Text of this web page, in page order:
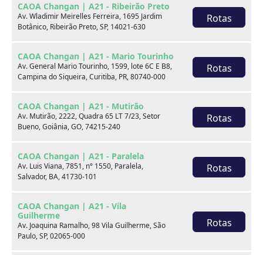
CAOA Changan | A21 - Ribeirão Preto
Av. Wladimir Meirelles Ferreira, 1695 Jardim
Botânico, Ribeirão Preto, SP, 14021-630
Rotas
CAOA Changan | A21 - Mario Tourinho
Av. General Mario Tourinho, 1599, lote 6C E B8,
Campina do Siqueira, Curitiba, PR, 80740-000
Rotas
CAOA Changan | A21 - Mutirão
Av. Mutirão, 2222, Quadra 65 LT 7/23, Setor
Bueno, Goiânia, GO, 74215-240
Rotas
CAOA Changan | A21 - Paralela
Av. Luis Viana, 7851, n° 1550, Paralela,
Salvador, BA, 41730-101
Rotas
CAOA Changan | A21 - Vila
Guilherme
Av. Joaquina Ramalho, 98 Vila Guilherme, São
Paulo, SP, 02065-000
Rotas
Ver estoque
Escolha por categoria
Hatch